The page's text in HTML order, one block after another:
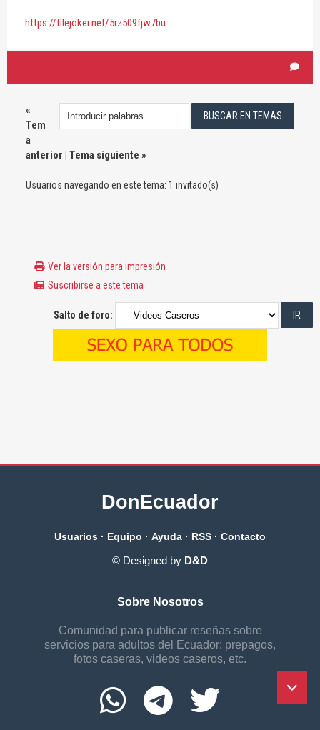
https://filejoker.net/5rz509fjw7bu
«
Tem
a
anterior | Tema siguiente »
Usuarios navegando en este tema: 1 invitado(s)
Ver la versión para impresión
Suscribirse a este tema
Salto de foro:
DonEcuador
Usuarios · Equipo · Ayuda · RSS · Contacto
© Designed by D&D
Sobre Nosotros
Comunidad para publicar reseñas sobre
servicios para adultos del Ecuador: prepagos,
fotos caseras, videos caseros, etc.